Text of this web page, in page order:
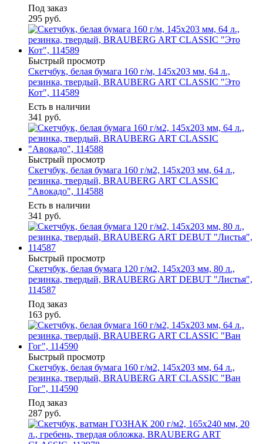
Под заказ
295 руб.
Быстрый просмотр
Скетчбук, белая бумага 160 г/м, 145х203 мм, 64 л.,
резинка, твердый, BRAUBERG ART CLASSIC "Это
Кот", 114589
Есть в наличии
341 руб.
Быстрый просмотр
Скетчбук, белая бумага 160 г/м2, 145х203 мм, 64 л.,
резинка, твердый, BRAUBERG ART CLASSIC
"Авокадо", 114588
Есть в наличии
341 руб.
Быстрый просмотр
Скетчбук, белая бумага 120 г/м2, 145х203 мм, 80 л.,
резинка, твердый, BRAUBERG ART DEBUT "Листья",
114587
Под заказ
163 руб.
Быстрый просмотр
Скетчбук, белая бумага 160 г/м2, 145х203 мм, 64 л.,
резинка, твердый, BRAUBERG ART CLASSIC "Ван
Гог", 114590
Под заказ
287 руб.